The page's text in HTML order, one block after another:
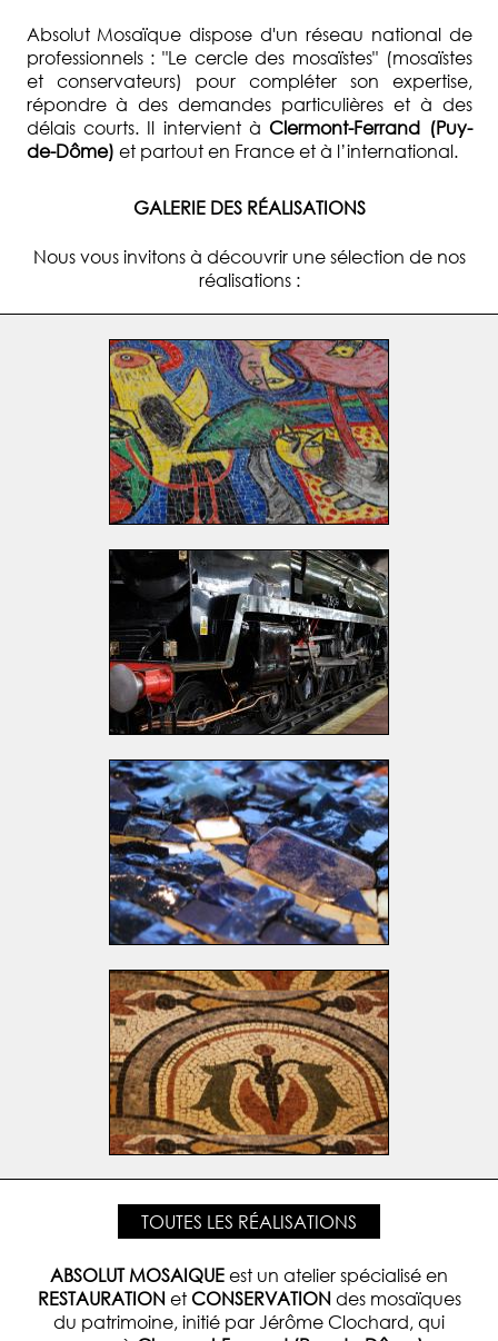
Absolut Mosaïque dispose d'un réseau national de
professionnels : "Le cercle des mosaïstes" (mosaïstes
et conservateurs) pour compléter son expertise,
répondre à des demandes particulières et à des
délais courts. Il intervient àClermont-Ferrand (Puy-
de-Dôme) et partout en France et à l’international.
GALERIE DES RÉALISATIONS
Nous vous invitons à découvrir une sélection de nos
réalisations :
TOUTES LES RÉALISATIONS
ABSOLUT MOSAIQUEest un atelier spécialisé en
RESTAURATIONetCONSERVATIONdes mosaïques
du patrimoine, initié par Jérôme Clochard, qui